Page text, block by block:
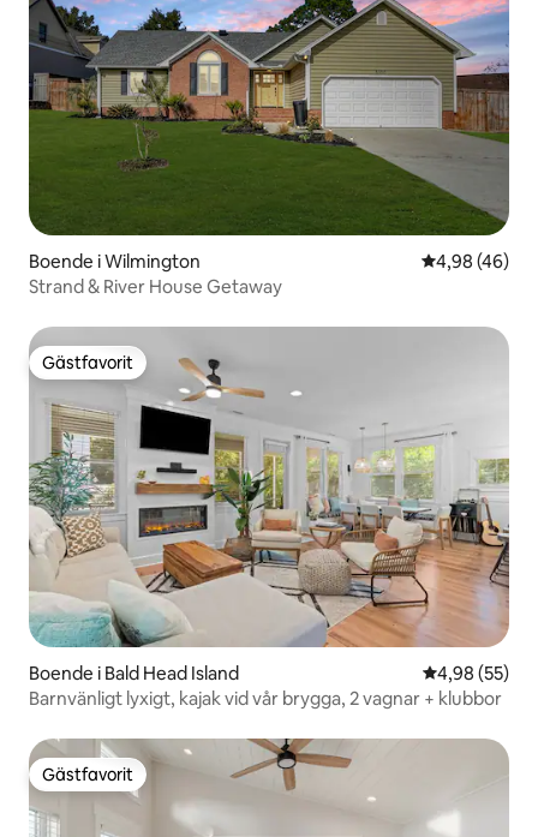
Boende i Wilmington 4,98 av 5 i
4,98 (46)
Strand & River House Getaway
Gästfavorit
Gästfavorit
Boende i Bald Head Island 4,98 av 5 i
4,98 (55)
Barnvänligt lyxigt, kajak vid vår brygga, 2 vagnar + klubbor
Gästfavorit
Gästfavorit